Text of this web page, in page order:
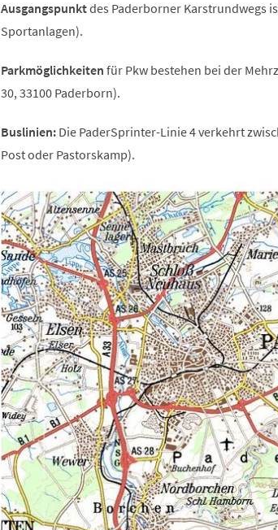
Ausgangspunktdes Paderborner Karstrundwegs
Sportanlagen).
Parkmöglichkeiten für Pkw bestehen bei der
30, 33100 Paderborn).
Buslinien: Die PaderSprinter-Linie 4 verkehrt
Post oder Pastorskamp).